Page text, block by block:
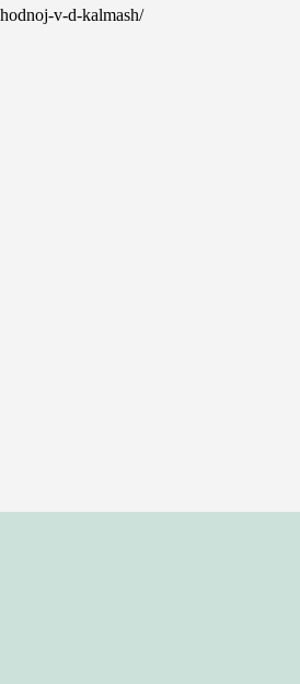
v-d-kalmash/